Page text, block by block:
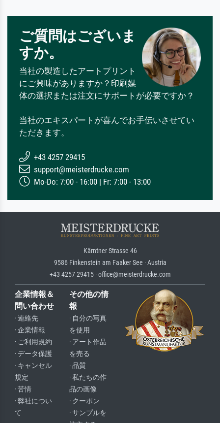
ご質問はございま
すか。
当社の製造したアートプリント
にご興味がありますか？印刷媒
体の選択または注文にサポートが必要ですか？
当社のエキスパートが喜んでお手伝いさせてい
ただきます。
+43 4257 29415
support@meisterdrucke.com
Mo-Do: 7:00 - 16:00 | Fr: 7:00 - 13:00
Kärntner Strasse 46
9586 Finkenstein am Faaker See · Austria
+43 4257 29415 · office@meisterdrucke.com
企業情報＆
問い合わせ
· 連絡先
· 企業情報
· ご利用規約
· データ保護
· キャンセル
規定
· 苦情
· 弊社につい
て
その他の情
報
· 自分の写真
を使用
· アート作品
を売る
· 品質
· 私たちの作
品の画像
· クーポン
· サンプルを